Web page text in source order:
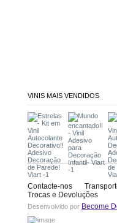
VINIS MAIS VENDIDOS
Contacte-nos
Trocas e Devoluções
Desenvolvido por Become